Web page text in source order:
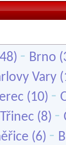
- Brno
Vary
(10) -
Třinec (8) -
(6) -